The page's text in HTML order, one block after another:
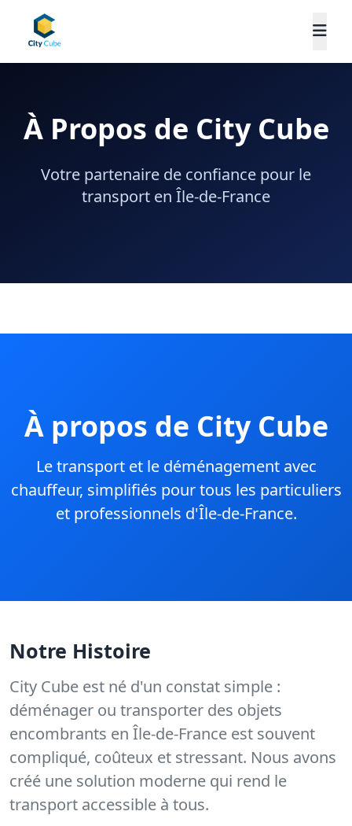
À Propos de City Cube
Votre partenaire de confiance pour le
transport en Île-de-France
À propos de City Cube
Le transport et le déménagement avec
chauffeur, simplifiés pour tous les particuliers
et professionnels d'Île-de-France.
Notre Histoire
City Cube est né d'un constat simple :
déménager ou transporter des objets
encombrants en Île-de-France est souvent
compliqué, coûteux et stressant. Nous avons
créé une solution moderne qui rend le
transport accessible à tous.